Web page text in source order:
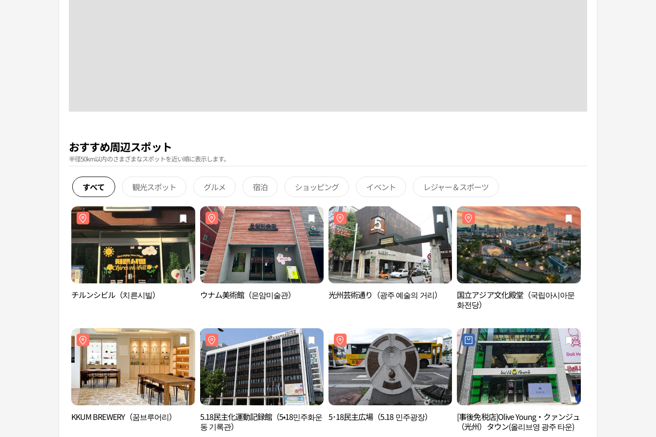
おすすめ周辺スポット
半径50km以内のさまざまなスポットを近い順に表示します。
すべて 観光スポット グルメ 宿泊 ショッピング イベント レジャー＆スポーツ
チルンシビル（치른시빌） ウナム美術館（은암미술관） 光州芸術通り（광주 예술의 거리）
国立アジア文化殿堂（국립아시아문
화전당）
KKUM BREWERY（꿈브루어리）
5.18民主化運動記録館（5•18민주화운
동 기록관）
5･18民主広場（5.18 민주광장）
[事後免税店]Olive Young・クァンジュ
（光州）タウン(올리브영 광주 타운)